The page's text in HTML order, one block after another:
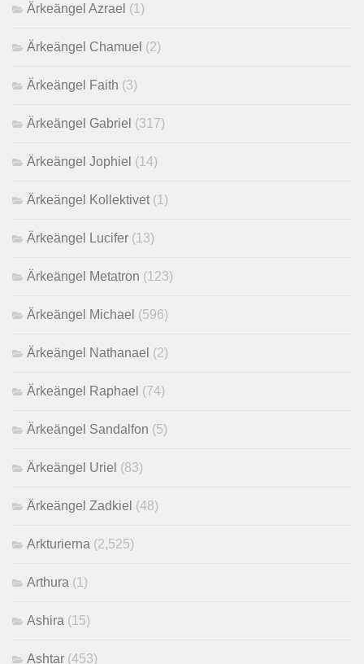
Ärkeängel Azrael (1)
Ärkeängel Chamuel (2)
Ärkeängel Faith (3)
Ärkeängel Gabriel (317)
Ärkeängel Jophiel (14)
Ärkeängel Kollektivet (1)
Ärkeängel Lucifer (13)
Ärkeängel Metatron (123)
Ärkeängel Michael (596)
Ärkeängel Nathanael (2)
Ärkeängel Raphael (74)
Ärkeängel Sandalfon (5)
Ärkeängel Uriel (83)
Ärkeängel Zadkiel (48)
Arkturierna (2,525)
Arthura (1)
Ashira (15)
Ashtar (453)